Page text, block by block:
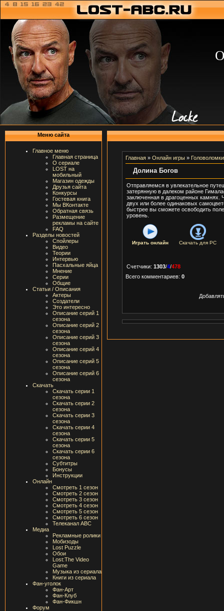
Меню сайта
Главное меню
Главная страница
О сериале
LOST на
мобильный
Магазин одежды
Друзья сайта
Конкурсы
Гостевая книга
Мы ВКонтакте
Обратная связь
Размещение
рекламы на сайте
FAQ
Разделы новостей
Спойлеры
Видео
Теории
Интервью
Пасхальные яйца
Мнение
Серии
Общие
Статьи / Описания
Актеры
Создатели
Это интересно
Описание серий 1
сезона
Описание серий 2
сезона
Описание серий 3
сезона
Описание серий 4
сезона
Описание серий 5
сезона
Описание серий 6
сезона
Скачать
Скачать серии 1
сезона
Скачать серии 2
сезона
Скачать серии 3
сезона
Скачать серии 4
сезона
Скачать серии 5
сезона
Скачать серии 6
сезона
Субтитры
Бонусы
Инструкции
Онлайн
Смотреть 1 сезон
Смотреть 2 сезон
Смотреть 3 сезон
Смотреть 4 сезон
Смотреть 5 сезон
Смотреть 6 сезон
Телеканал ABC
Медиа
Рекламные ролики
Мобизоды
Lost Puzzle
Обои
Lost:The Video
Game
Музыка из сериала
Книги из сериала
Фан-уголок
Фан-Арт
Фан-Клуб
Фан-Фикшн
Форум
Главная » Онлайн игры » Головоломки
Долина Богов
Отправляемся в увлекательное
затерянную в далеком районе
заключенная в драгоценных камнях.
двух или более одинаковых
быстрее вы сможете освободить
уровень.
Играть онлайн Скачать для PC
Счетчики: 1303/4/478
Всего комментариев: 0